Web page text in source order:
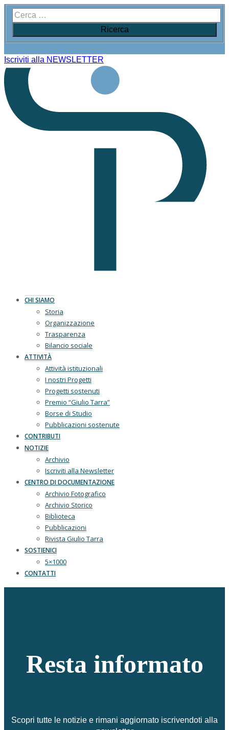
Iscriviti alla NEWSLETTER
CHI SIAMO
Storia
Organizzazione
Trasparenza
Bilancio sociale
ATTIVITÀ
Attività istituzionali
I nostri Progetti
Progetti sostenuti
Premio “Giulio Tarra”
Borse di Studio
Pubblicazioni sostenute
CONTRIBUTI
NOTIZIE
Archivio
Iscriviti alla Newsletter
CENTRO DI DOCUMENTAZIONE
Archivio Fotografico
Archivio Storico
Biblioteca
Pubblicazioni
Rivista Giulio Tarra
SOSTIENICI
5×1000
CONTATTI
Resta informato
Scopri tutte le notizie e rimani aggiornato iscrivendoti alla